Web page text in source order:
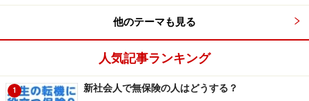
転機7：失業や病気退職
夫の死亡保障にプラス2000万円を確保
結婚や子どもの誕生、住宅購入など、ライフスタイルの
変化の際は、保険を見直すことで、その生活にプラスの
他のテーマも見る
人気記事ランキング
1 新社会人で無保険の人はどうする？